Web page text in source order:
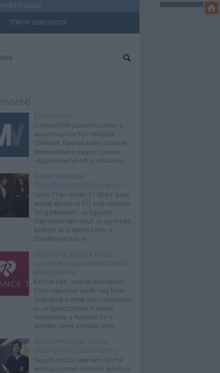
TÖRÖK SOROZATOK
Elköltöztünk
A MűsorVíziót júliustól új címen, a
www.musorvizio.hu-n találjátok.
Cikkeinket, híreinket a televíziózás és
természetesen a magyar szinkron
világából ezentúl már új oldalunkon...
Szinkronhangok:
Szemfényvesztők (Deception)
Július 17-én, kedden 21.30-kor dupla
résszel debütál az RTL Klub műsorán
"az új Mentalista", az Egyesült
Államokban idén indult, és egy évadot
követően be is fejezett széria, a
Szemfényvesztők. A...
Megszűnik az egyik hazai,
romantikus sorozatokat vetítő
tévécsatorna
Kicsivel több, mint két évvel ezelőtt,
2016 májusában kezdte meg hazai
sugárzását a német nyelvű területeken
és Lengyelországban is sikeres
tévécsatorna, a Romance TV. A
zömében német szériákat vetítő...
Szinkronhangok: Doktor
Murphy (The Good Doctor)
Nagyon hosszú ideje nem volt már
kórházas sorozat esténként látható az